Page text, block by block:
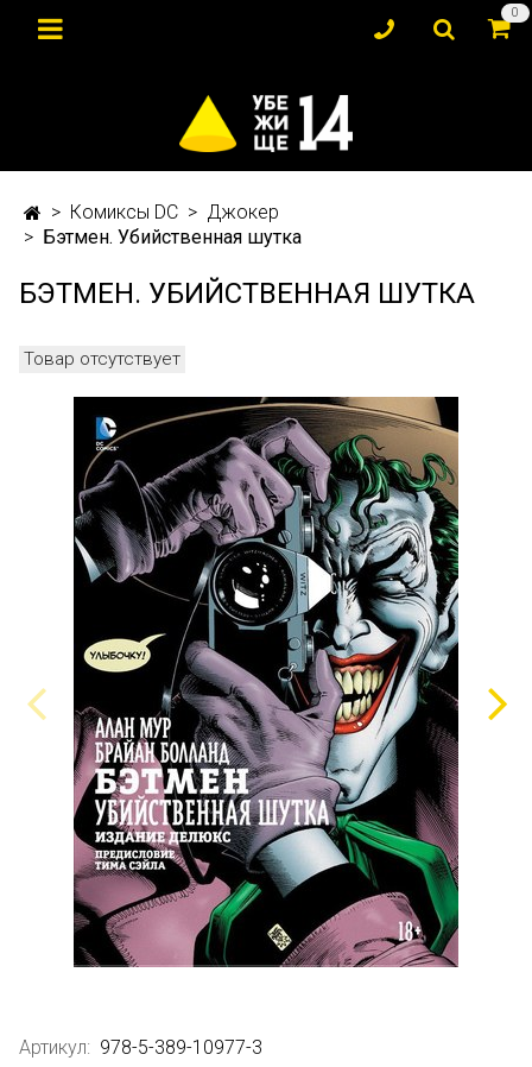
0
Комиксы DC
Джокер
Бэтмен. Убийственная шутка
БЭТМЕН. УБИЙСТВЕННАЯ ШУТКА
Товар отсутствует
Артикул: 978-5-389-10977-3